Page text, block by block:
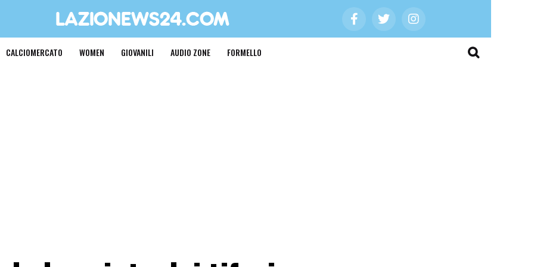
CALCIOMERCATO WOMEN GIOVANILI AUDIO ZONE FORMELLO